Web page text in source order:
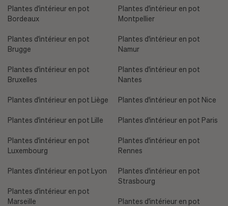
Plantes d'intérieur en pot
Bordeaux
Plantes d'intérieur en pot
Brugge
Plantes d'intérieur en pot
Bruxelles
Plantes d'intérieur en pot Liège
Plantes d'intérieur en pot Lille
Plantes d'intérieur en pot
Luxembourg
Plantes d'intérieur en pot Lyon
Plantes d'intérieur en pot
Marseille
Plantes d'intérieur en pot
Montpellier
Plantes d'intérieur en pot
Namur
Plantes d'intérieur en pot
Nantes
Plantes d'intérieur en pot Nice
Plantes d'intérieur en pot Paris
Plantes d'intérieur en pot
Rennes
Plantes d'intérieur en pot
Strasbourg
Plantes d'intérieur en pot